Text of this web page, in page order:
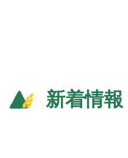
新着情報